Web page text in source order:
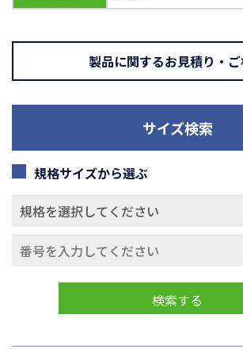
製品に関するお見積り・
サイズ検索
規格サイズから選ぶ